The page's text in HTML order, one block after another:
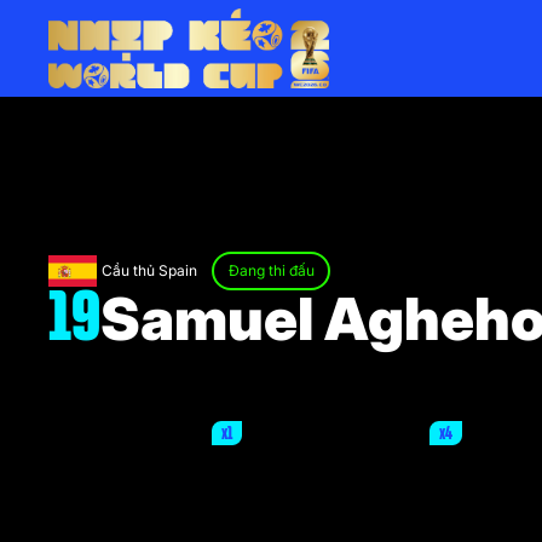
Cầu thủ Spain Đang thi đấu
19Samuel
x1 x4